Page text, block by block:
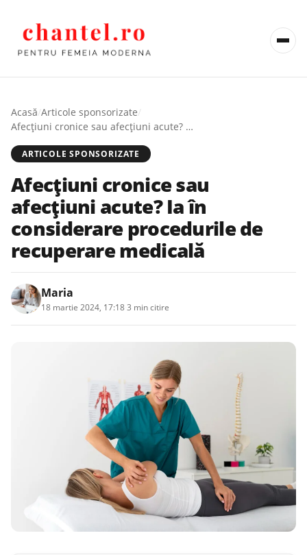
Acasă/Articole sponsorizate/
Afecțiuni cronice sau afecțiuni acute? Ia în considerare procedurile de recuperare medicală
ARTICOLE SPONSORIZATE
Afecțiuni cronice sau
afecțiuni acute? Ia în
considerare procedurile de
recuperare medicală
Maria
18 martie 2024, 17:183 min citire